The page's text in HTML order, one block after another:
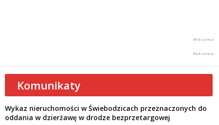
Komunikaty
Wykaz nieruchomości w Świebodzicach przeznaczonych do
oddania w dzierżawę w drodze bezprzetargowej